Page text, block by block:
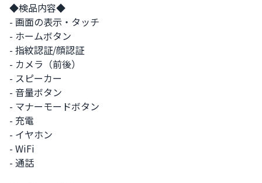
◆検品内容◆
- 画面の表示・タッチ
- ホームボタン
- 指紋認証/顔認証
- カメラ（前後）
- スピーカー
- 音量ボタン
- マナーモードボタン
- 充電
- イヤホン
- WiFi
- 通話